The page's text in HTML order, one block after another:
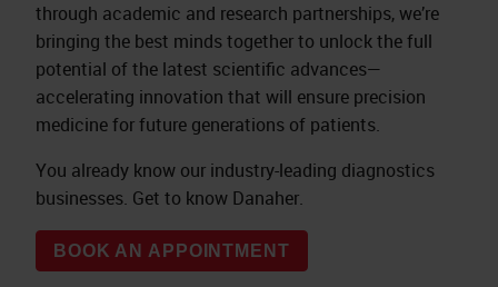
through academic and research partnerships, we’re
bringing the best minds together to unlock the full
potential of the latest scientific advances—
accelerating innovation that will ensure precision
medicine for future generations of patients.
You already know our industry-leading diagnostics
businesses. Get to know Danaher.
BOOK AN APPOINTMENT